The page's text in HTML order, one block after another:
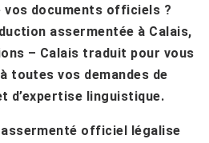
vos documents officiels ?
assermentée à Calais,
– Calais traduit pour vous
toutes vos demandes de
d’expertise linguistique.
officiel légalise